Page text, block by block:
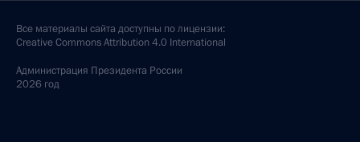
Все материалы сайта доступны по лицензии:
Creative Commons Attribution 4.0 International
Администрация Президента России
2026 год